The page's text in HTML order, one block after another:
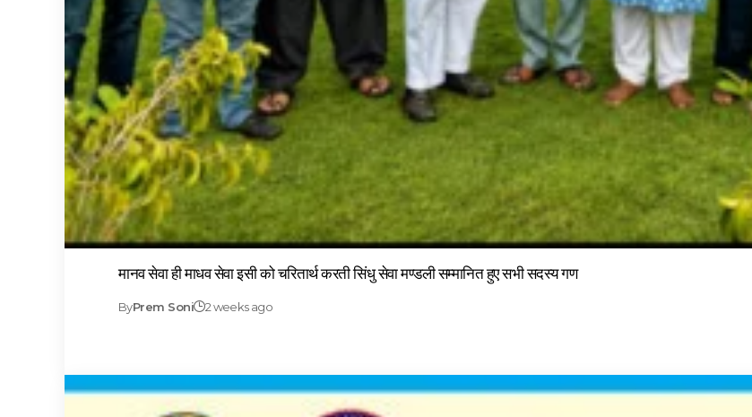
मानव सेवा ही माधव सेवा इसी को चरितार्थ करती सिंधु सेवा मण्डली सम्मानित हुए सभी सदस्य गण
ByPrem Soni 2 weeks ago